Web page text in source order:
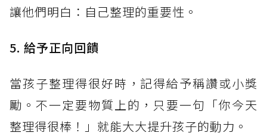
讓他們明白：自己整理的重要性。
5. 給予正向回饋
當孩子整理得很好時，記得給予稱讚或小獎
勵。不一定要物質上的，只要一句「你今天
整理得很棒！」就能大大提升孩子的動力。